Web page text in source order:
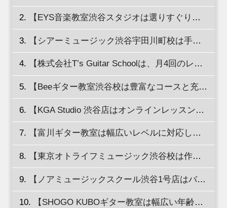
【EYS音楽教室渋谷スタジオは選りすぐりの講師にギターを習える！】
【シアーミュージック渋谷宇田川町校は手ぶらで通える駅チカ教室！】
【株式会社T’s Guitar Schoolは、月4回のレッスンでみっちりと練習できる！】
【Beeギター教室渋谷校は豊富なコースと充実したカリキュラムが魅力！】
【KGA Studio 渋谷店はオンラインレッスンやレッスン動画を利用できる！】
【富川ギター教室は幅広いレベルに対応した本格的なクラシックギター教室！】
【東京オトライフミュージック渋谷校は作曲家ギタリストのレッスンを受けられる！】
【ノアミュージックスクール渋谷1号店はバンド形式のセッションができる！】
【SHOGO KUBOギター教室は幅広い年齢層やレベルに対応した教室！】